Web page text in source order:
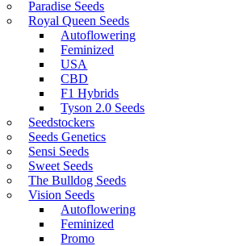
Paradise Seeds
Royal Queen Seeds
Autoflowering
Feminized
USA
CBD
F1 Hybrids
Tyson 2.0 Seeds
Seedstockers
Seeds Genetics
Sensi Seeds
Sweet Seeds
The Bulldog Seeds
Vision Seeds
Autoflowering
Feminized
Promo